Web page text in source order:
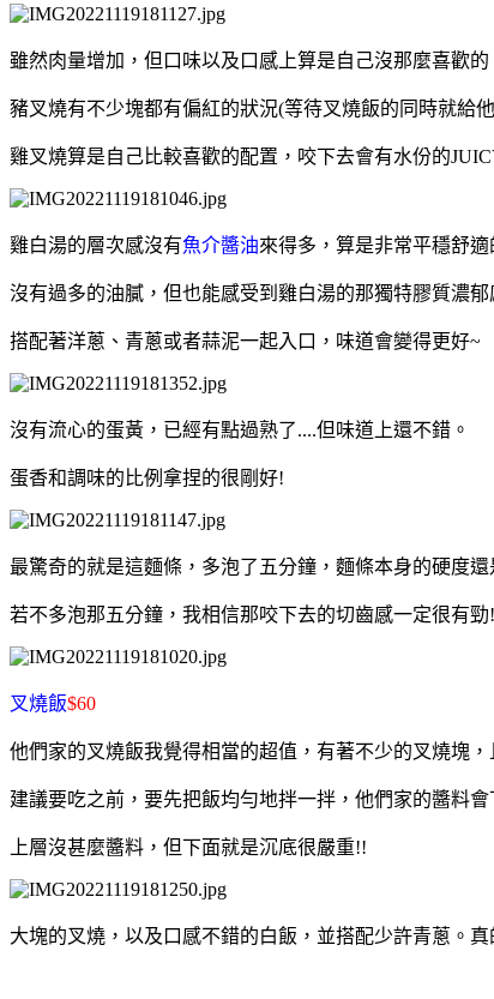
雖然肉量增加，但口味以及口感上算是自己沒那麼喜歡的
豬叉燒有不少塊都有偏紅的狀況(等待叉燒飯的同時就給
雞叉燒算是自己比較喜歡的配置，咬下去會有水份的
雞白湯的層次感沒有魚介醬油來得多，算是非常平穩舒適
沒有過多的油膩，但也能感受到雞白湯的那獨特膠質濃郁
搭配著洋蔥、青蔥或者蒜泥一起入口，味道會變得更好~
沒有流心的蛋黃，已經有點過熟了....但味道上還不錯。
蛋香和調味的比例拿捏的很剛好!
最驚奇的就是這麵條，多泡了五分鐘，麵條本身的硬度
若不多泡那五分鐘，我相信那咬下去的切齒感一定很有勁!
叉燒飯$60
他們家的叉燒飯我覺得相當的超值，有著不少的叉燒塊，
建議要吃之前，要先把飯均勻地拌一拌，他們家的醬料會
上層沒甚麼醬料，但下面就是沉底很嚴重!!
大塊的叉燒，以及口感不錯的白飯，並搭配少許青蔥。真